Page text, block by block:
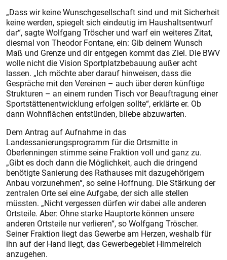
„Dass wir keine Wunschgesellschaft sind und mit Sicherheit
keine werden, spiegelt sich eindeutig im Haushaltsentwurf
dar“, sagte Wolfgang Tröscher und warf ein weiteres Zitat,
diesmal von Theodor Fontane, ein: Gib deinem Wunsch
Maß und Grenze und dir entgegen kommt das Ziel. Die BWV
wolle nicht die Vision Sportplatzbebauung außer acht
lassen. „Ich möchte aber darauf hinweisen, dass die
Gespräche mit den Vereinen – auch über deren künftige
Strukturen – an einem runden Tisch vor Beauftragung einer
Sportstättenentwicklung erfolgen sollte“, erklärte er. Ob
dann Wohnflächen entstünden, bliebe abzuwarten.
Dem Antrag auf Aufnahme in das
Landessanierungsprogramm für die Ortsmitte in
Oberlenningen stimme seine Fraktion voll und ganz zu.
„Gibt es doch dann die Möglichkeit, auch die dringend
benötigte Sanierung des Rathauses mit dazugehörigem
Anbau vorzunehmen“, so seine Hoffnung. Die Stärkung der
zentralen Orte sei eine Aufgabe, der sich alle stellen
müssten. „Nicht vergessen dürfen wir dabei alle anderen
Ortsteile. Aber: Ohne starke Hauptorte können unsere
anderen Ortsteile nur verlieren“, so Wolfgang Tröscher.
Seiner Fraktion liegt das Gewerbe am Herzen, weshalb für
ihn auf der Hand liegt, das Gewerbegebiet Himmelreich
anzugehen.